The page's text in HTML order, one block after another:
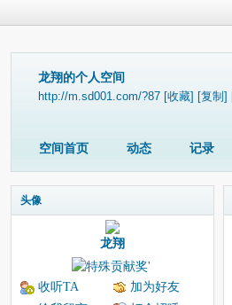
龙翔的个人空间
http://m.sd001.com/?87 [收藏] [复制]
空间首页 动态 记录
头像
龙翔
收听TA
加为好友